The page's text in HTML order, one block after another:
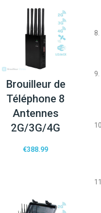
Brouilleur de
Téléphone 8
Antennes
2G/3G/4G
€388.99